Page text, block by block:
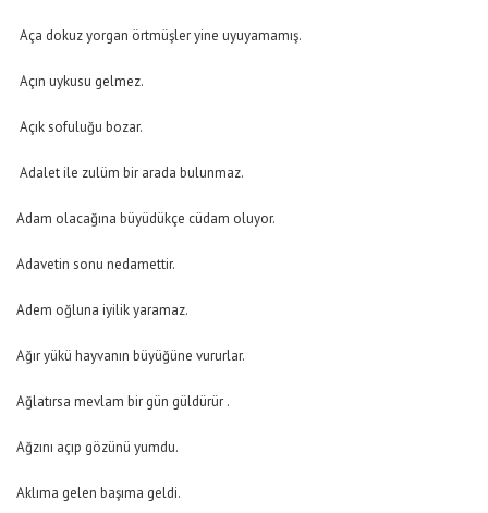
Aça dokuz yorgan örtmüşler yine uyuyamamış.
Açın uykusu gelmez.
Açık sofuluğu bozar.
Adalet ile zulüm bir arada bulunmaz.
Adam olacağına büyüdükçe cüdam oluyor.
Adavetin sonu nedamettir.
Adem oğluna iyilik yaramaz.
Ağır yükü hayvanın büyüğüne vururlar.
Ağlatırsa mevlam bir gün güldürür .
Ağzını açıp gözünü yumdu.
Aklıma gelen başıma geldi.